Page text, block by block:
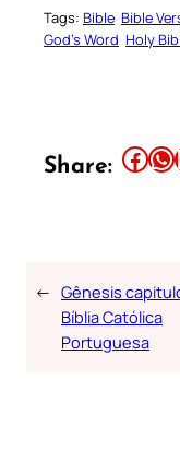
Tags: Bible Bible
God’s Word Holy
Share: Share this article on Facebook Share this article on WhatsApp Share
← Gênesis
Bíblia Católica
Portuguesa